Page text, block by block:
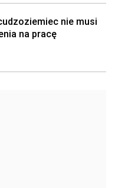
nie musi
na pracę